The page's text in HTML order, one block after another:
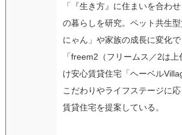
「『生き方』に住まいを合わ
の暮らしを研究。ペット共生
にゃん」や家族の成長に変化
「freem2（フリームス／2は
け安心賃貸住宅「ヘーベル
こだわりやライフステージに
賃貸住宅を提案している。